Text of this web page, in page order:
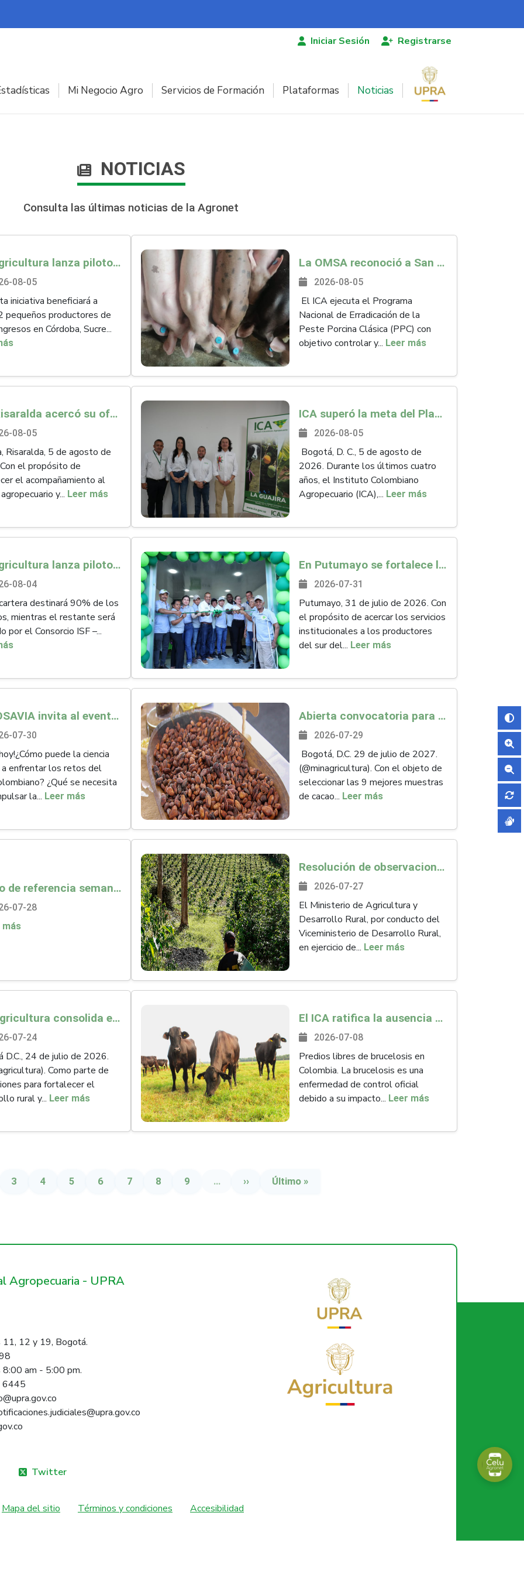
Iniciar Sesión Registrarse
Mi Negocio Agro Servicios de Formación Plataformas Noticias
NOTICIAS
Consulta las últimas noticias de la Agronet
Minagricultura lanza piloto de seguro agropecuario por $9.625 millones para proteger a más de 14.000 pequeños productores contra riesgos del Fenómeno de El Niño
08-05
iniciativa beneficiará a
pequeños productores de
en Córdoba, Sucre...
La OMSA reconoció a San Andrés y Providencia como zona libre de Peste Porcina Clásica (PPC)
2026-08-05
El ICA ejecuta el Programa
Nacional de Erradicación de la
Peste Porcina Clásica (PPC) con
objetivo controlar y... Leer más
ICA Risaralda acercó su oferta institucional a productores y emprendedores en Expocamello
08-05
Risaralda, 5 de agosto de
el propósito de
el acompañamiento al
y... Leer más
ICA superó la meta del Plan Nacional de Desarrollo y abrió 61 mercados internacionales
2026-08-05
Bogotá, D. C., 5 de agosto de
2026. Durante los últimos cuatro
años, el Instituto Colombiano
Agropecuario (ICA),... Leer más
Minagricultura lanza piloto de seguro agropecuario por $9.625 millones para proteger a más de 14.000 pequeños productores contra riesgos del Fenómeno de El Niño
08-04
destinará 90% de los
mientras el restante será
por el Consorcio ISF –...
En Putumayo se fortalece la presencia del Instituto con una nueva Oficina Local en Puerto Guzmán
2026-07-31
Putumayo, 31 de julio de 2026. Con
el propósito de acercar los servicios
institucionales a los productores
del sur del... Leer más
AGROSAVIA invita al evento: Retos del sector agropecuario para el próximo cuatrienio.
07-30
puede la ciencia
a enfrentar los retos del
¿Qué se necesita
la... Leer más
Abierta convocatoria para el Programa Excelencia en Cacao 2027
2026-07-29
Bogotá, D.C. 29 de julio de 2027.
(@minagricultura). Con el objeto de
seleccionar las 9 mejores muestras
de cacao... Leer más
Precio de referencia semanal de compra de cacao - Fuente Industria Nacional - Exportadores
07-28
más
Resolución de observaciones y citaciones a sesión de elección del Consejo Directivo de la Agencia Nacional de Tierras
2026-07-27
El Ministerio de Agricultura y
Desarrollo Rural, por conducto del
Viceministerio de Desarrollo Rural,
en ejercicio de... Leer más
MinAgricultura consolida el análisis técnico de la formulación de la política pública para el fomento de la apicultura en Colombia
07-24
D.C., 24 de julio de 2026.
Como parte de
para fortalecer el
rural y... Leer más
El ICA ratifica la ausencia de circulación de Brucella melitensis y Brucella suis en Colombia
2026-07-08
Predios libres de brucelosis en
Colombia. La brucelosis es una
enfermedad de control oficial
debido a su impacto... Leer más
Página
3 Página
4 Página
5 Página
6 Página
7 Página
8 Página
9 … Siguiente página
›› Última página
Último »
Agropecuaria - UPRA
12 y 19, Bogotá.
8:00 am - 5:00 pm.
6445
Twitter
Mapa del sitio Términos y condiciones Accesibilidad